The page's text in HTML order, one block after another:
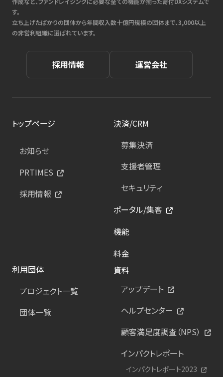
す。
立ち上げたばかりの団体から年間収入数十億円規模の団体まで、3,000以上
の非営利組織に選ばれています。
採用情報 運営会社
トップページ
お知らせ
PRTIMES
採用情報
決済/CRM
募集決済
支援者管理
セキュリティ
ポータル/集客
機能
料金
利用団体
プロジェクト一覧
団体一覧
資料
アップデート
ヘルプセンター
顧客満足度調査（NPS）
インパクトレポート
インパクトレポート2023